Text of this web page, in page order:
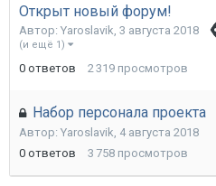
Открыт новый форум!
Автор: Yaroslavik, 3 августа 2018
(и ещё 1)
0 ответов 2 319 просмотров
Набор персонала проекта
Автор: Yaroslavik, 4 августа 2018
0 ответов 3 758 просмотров